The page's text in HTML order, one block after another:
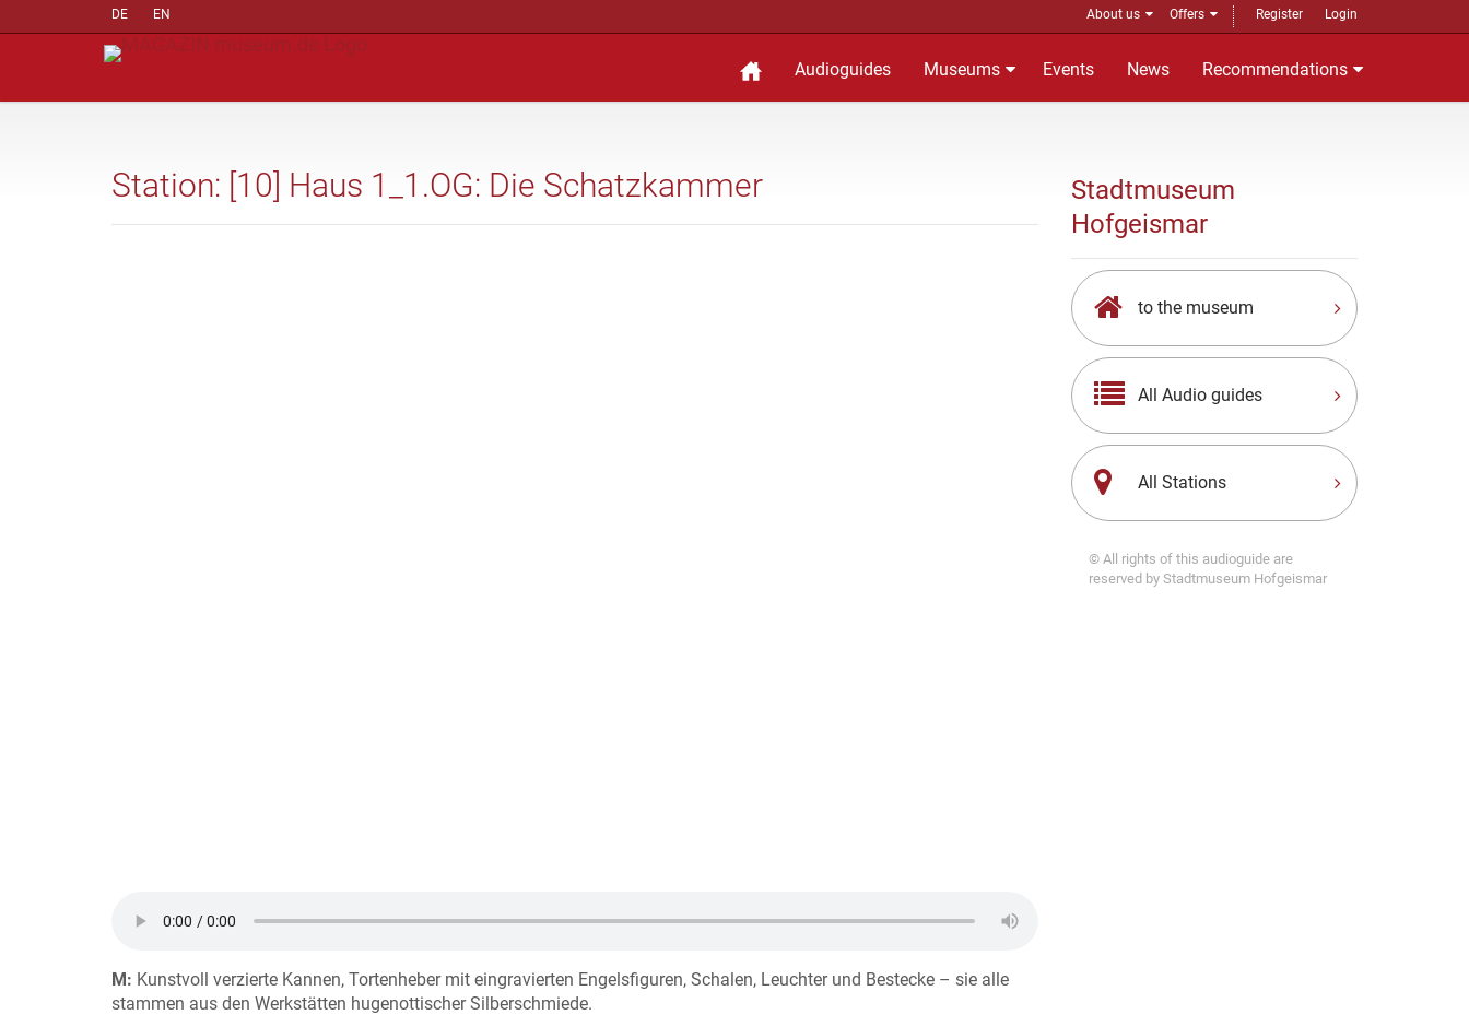
DE EN About us Offers Register Login
Audioguides Museums Events News Recommendations
Station: [10] Haus 1_1.OG: Die Schatzkammer
M: Kunstvoll verzierte Kannen, Tortenheber mit eingravierten Engelsfiguren, Schalen, Leuchter und Bestecke – sie alle
stammen aus den Werkstätten hugenottischer Silberschmiede.
Stadtmuseum
Hofgeismar
to the museum
All Audio guides
All Stations
© All rights of this audioguide are
reserved by Stadtmuseum Hofgeismar